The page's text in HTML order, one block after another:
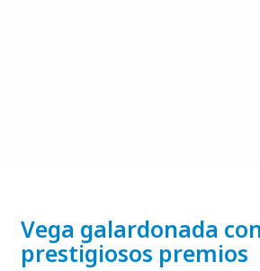
Vega galardonada
prestigiosos premios